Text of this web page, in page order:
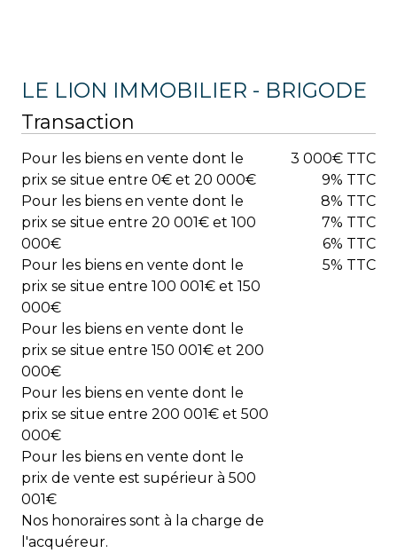
LE LION IMMOBILIER - BRIGODE
Transaction
Pour les biens en vente dont le
prix se situe entre 0€ et 20 000€
Pour les biens en vente dont le
prix se situe entre 20 001€ et 100
000€
Pour les biens en vente dont le
prix se situe entre 100 001€ et 150
000€
Pour les biens en vente dont le
prix se situe entre 150 001€ et 200
000€
Pour les biens en vente dont le
prix se situe entre 200 001€ et 500
000€
Pour les biens en vente dont le
prix de vente est supérieur à 500
001€
Nos honoraires sont à la charge de
l'acquéreur.
3 000€ TTC
9% TTC
8% TTC
7% TTC
6% TTC
5% TTC